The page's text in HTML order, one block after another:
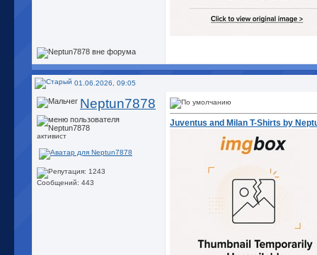
01.06.2026, 09:05
Neptun7878
активист
Сообщений: 443
Juventus and Milan T-Shirts by